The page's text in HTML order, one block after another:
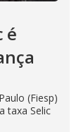
é
(Fiesp)
taxa Selic